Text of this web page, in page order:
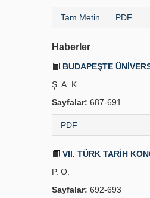
Tam Metin PDF
Haberler
BUDAPEŞTE
Ş. A. K.
Sayfalar: 687-691
PDF
VII. TÜRK TARİH
P. O.
Sayfalar: 692-693